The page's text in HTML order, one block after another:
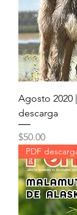
Agosto 2020
descarga
Precio
$50.00
PDF